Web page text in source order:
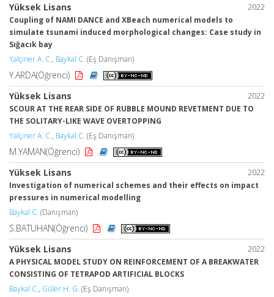
2022
Yüksek Lisans
Coupling of NAMI DANCE and XBeach numerical models to
simulate tsunami induced morphological changes: Case study in
Sığacık bay
Yalçıner A. C., Baykal C. (Eş Danışman)
Y.ARDA(Öğrenci)
2022
Yüksek Lisans
SCOUR AT THE REAR SIDE OF RUBBLE MOUND REVETMENT DUE TO
THE SOLITARY-LIKE WAVE OVERTOPPING
Yalçıner A. C., Baykal C. (Eş Danışman)
M.YAMAN(Öğrenci)
2022
Yüksek Lisans
Investigation of numerical schemes and their effects on impact
pressures in numerical modelling
Baykal C. (Danışman)
S.BATUHAN(Öğrenci)
2022
Yüksek Lisans
A PHYSICAL MODEL STUDY ON REINFORCEMENT OF A BREAKWATER
CONSISTING OF TETRAPOD ARTIFICIAL BLOCKS
Baykal C., Güler H. G. (Eş Danışman)